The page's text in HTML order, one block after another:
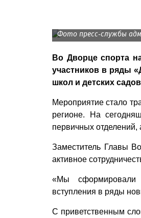
Фото пресс-службы
Во Дворце спорта
участников в ряды
школ и детских
Мероприятие стало
регионе. На
первичных отделений,
Заместитель Главы
активное
«Мы сформировали
вступления в ряды
С приветственным